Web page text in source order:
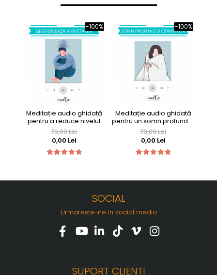
-100%
Meditație audio ghidată
pentru a reduce nivelul
anxietății
79,00 Lei
0,00 Lei
-100%
Meditație audio ghidată
pentru un somn profund și
odihnitor
79,00 Lei
0,00 Lei
SOCIAL
Urmareste-ne in social media
SUPORT CLIENTI